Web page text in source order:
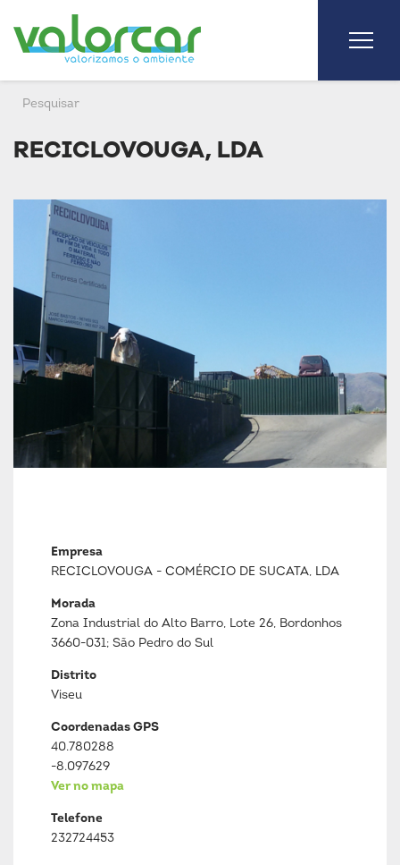
RECICLOVOUGA, LDA
Empresa
RECICLOVOUGA - COMÉRCIO DE SUCATA, LDA
Morada
Zona Industrial do Alto Barro, Lote 26, Bordonhos
3660-031; São Pedro do Sul
Distrito
Viseu
Coordenadas GPS
40.780288
-8.097629
Ver no mapa
Telefone
232724453